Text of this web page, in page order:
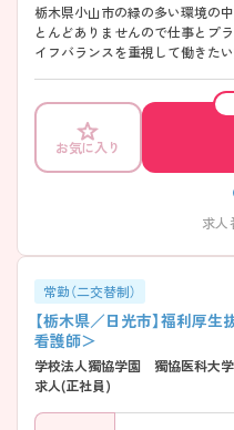
栃木県小山市の緑の多い環境の
とんどありませんので仕事とプ
イフバランスを重視して働きた
話しいたしますのでお気軽にご
お気に入り
求人
常勤（二交替制）
【栃木県／日光市】福利厚
看護師＞
学校法人獨協学園 獨協医科大
求人(正社員)